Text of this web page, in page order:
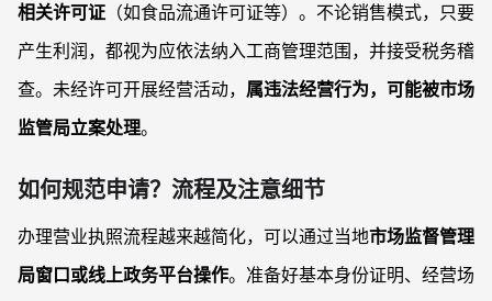
相关许可证 （如食品流通许可证等）。不论销售模式，只要
产生利润，都视为应依法纳入工商管理范围，并接受税务稽
查。未经许可开展经营活动， 属违法经营行为，可能被市场
监管局立案处理。
如何规范申请？流程及注意细节
办理营业执照流程越来越简化，可以通过当地市场监督管理
局窗口或线上政务平台操作。准备好基本身份证明、经营场